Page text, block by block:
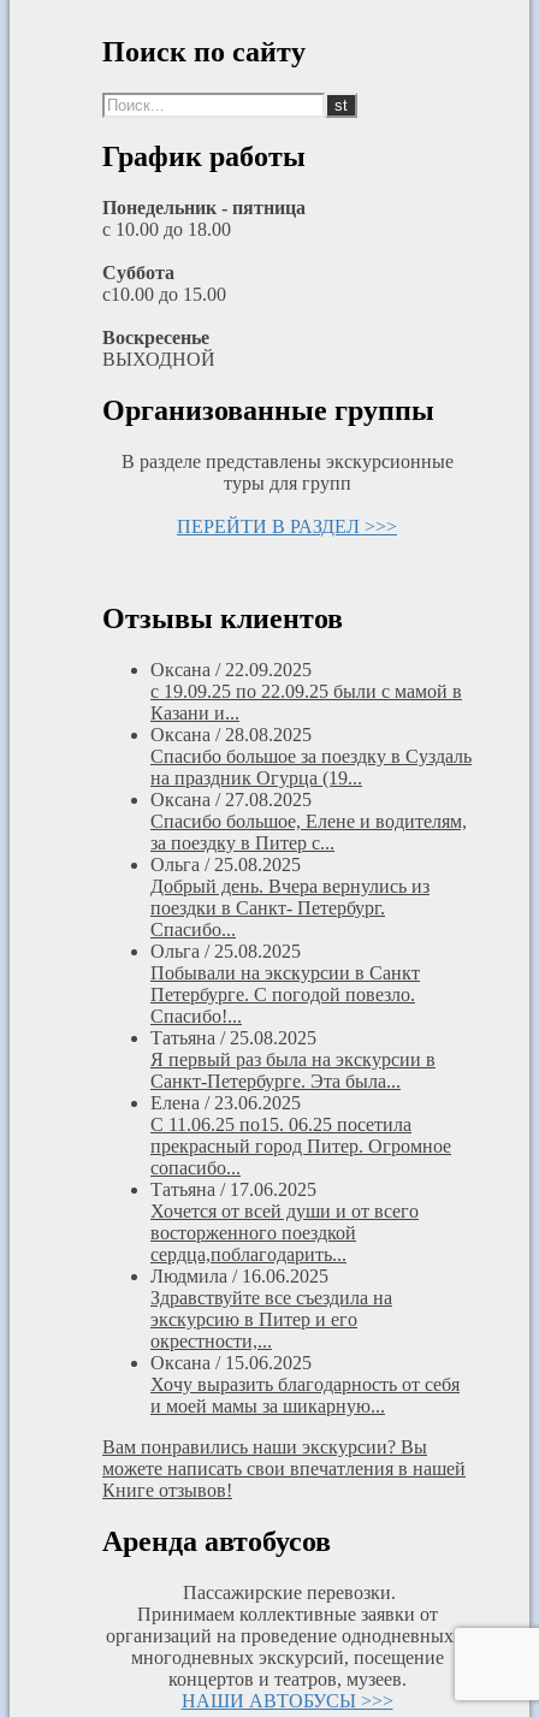
Поиск по сайту
График работы
Понедельник - пятница
с 10.00 до 18.00
Суббота
с10.00 до 15.00
Воскресенье
ВЫХОДНОЙ
Организованные группы
В разделе представлены экскурсионные
туры для групп
ПЕРЕЙТИ В РАЗДЕЛ >>>
Отзывы клиентов
Оксана / 22.09.2025
с 19.09.25 по 22.09.25 были с мамой в
Казани и...
Оксана / 28.08.2025
Спасибо большое за поездку в Суздаль
на праздник Огурца (19...
Оксана / 27.08.2025
Спасибо большое, Елене и водителям,
за поездку в Питер с...
Ольга / 25.08.2025
Добрый день. Вчера вернулись из
поездки в Санкт- Петербург.
Спасибо...
Ольга / 25.08.2025
Побывали на экскурсии в Санкт
Петербурге. С погодой повезло.
Спасибо!...
Татьяна / 25.08.2025
Я первый раз была на экскурсии в
Санкт-Петербурге. Эта была...
Елена / 23.06.2025
С 11.06.25 по15. 06.25 посетила
прекрасный город Питер. Огромное
сопасибо...
Татьяна / 17.06.2025
Хочется от всей души и от всего
восторженного поездкой
сердца,поблагодарить...
Людмила / 16.06.2025
Здравствуйте все съездила на
экскурсию в Питер и его
окрестности,...
Оксана / 15.06.2025
Хочу выразить благодарность от себя
и моей мамы за шикарную...
Вам понравились наши экскурсии? Вы
можете написать свои впечатления в нашей
Книге отзывов!
Аренда автобусов
Пассажирские перевозки.
Принимаем коллективные заявки от
организаций на проведение однодневных и
многодневных экскурсий, посещение
концертов и театров, музеев.
НАШИ АВТОБУСЫ >>>